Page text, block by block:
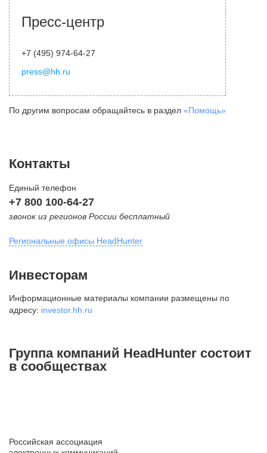
Пресс-центр
+7 (495) 974-64-27
press@hh.ru
По другим вопросам обращайтесь в раздел «Помощь»
Контакты
Единый телефон
+7 800 100-64-27
звонок из регионов России бесплатный
Региональные офисы HeadHunter
внутригородская территория
Муниципальный округ Тверской,
2-я Брестская ул., д. 48,
+7 495 980-64-27
ул. Жуковского, д. 19, особняк
Инвесторам
Информационные материалы компании размещены по
адресу: investor.hh.ru
Группа компаний HeadHunter состоит
в сообществах
Российская ассоциация